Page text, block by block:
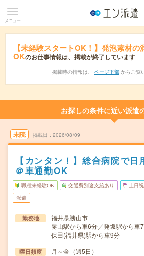
メニュー
【未経験スタートOK！】発泡素材
OKのお仕事情報は、掲載が終了しています
掲載時の情報は、 ページ下部 からご覧
お探しの条件に近い派遣
未読 掲載日 2026/08/09
【カンタン！】総合病院で
＠車通勤OK
職種未経験OK 交通費別途支給あり 土日
派遣
勤務地
福井県勝山市
勝山駅から車6分／発坂駅から車
保田(福井県)駅から車9分
曜日頻度 月～金（週5日）